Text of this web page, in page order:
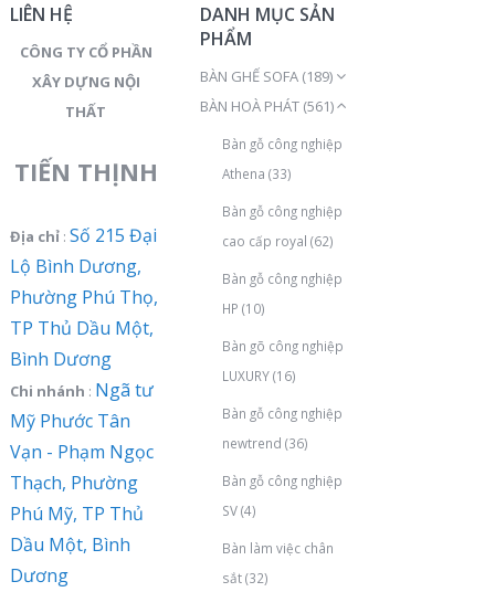
LIÊN HỆ
CÔNG TY CỔ PHẦN
XÂY DỰNG NỘI
THẤT
TIẾN THỊNH
Địa chỉ: Số 215 Đại
Lộ Bình Dương,
Phường Phú Thọ,
TP Thủ Dầu Một,
Bình Dương
Chi nhánh : Ngã tư
Mỹ Phước Tân
Vạn - Phạm Ngọc
Thạch, Phường
Phú Mỹ, TP Thủ
Dầu Một, Bình
Dương
DANH MỤC SẢN
PHẨM
BÀN GHẾ SOFA (189)
BÀN HOÀ PHÁT (561)
Bàn gỗ công nghiệp
Athena (33)
Bàn gỗ công nghiệp
cao cấp royal (62)
Bàn gỗ công nghiệp
HP (10)
Bàn gõ công nghiệp
LUXURY(16)
Bàn gỗ công nghiệp
newtrend (36)
Bàn gỗ công nghiệp
SV(4)
Bàn làm việc chân
sắt(32)